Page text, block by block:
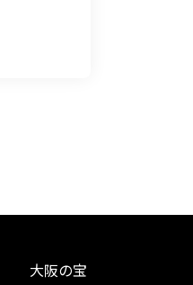
大阪の宝